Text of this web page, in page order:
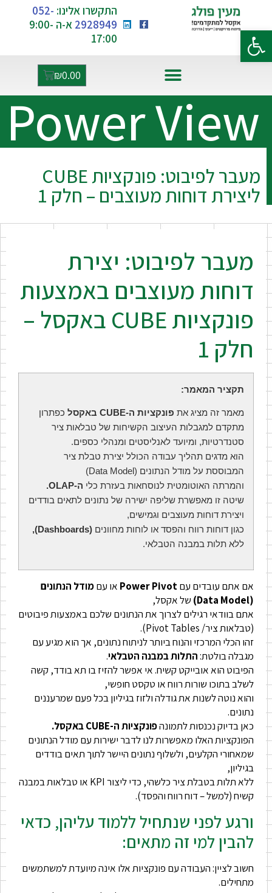
פתח סרגל נגישות
התקשרו אלינו: 052-
2928949
א-ה 9:00-
17:00
₪0.00
מעבר לפיבוט: פונקציות CUBE
ליצירת דוחות מעוצבים – חלק 1
Power View
מעבר לפיבוט: יצירת
דוחות מעוצבים באמצעות
פונקציות CUBE באקסל –
חלק 1
תקציר המאמר:
מאמר זה מציג את פונקציות ה-CUBE באקסל
כפתרון
מתקדם למגבלות העיצוב הקשיחות של טבלאות ציר
סטנדרטיות, ומיועד לאנליסטים ומנהלי כספים.
הוא מדגים תהליך עבודה הכולל יצירת טבלת ציר
המבוססת על מודל הנתונים (Data Model)
והמרתה האוטומטית לנוסחאות בעזרת כלי ה-OLAP.
שיטה זו מאפשרת שליפה ישירה של נתונים לתאים בודדים
ויצירת דוחות מעוצבים וגמישים,
כגון דוחות רווח והפסד או לוחות מחוונים (Dashboards),
ללא תלות במבנה הטבלאי.
אם אתם עובדים עםPower Pivot או עםמודל הנתונים
(Data Model)
של אקסל,
אתם בוודאי רגילים לצרוך את הנתונים שלכם באמצעות פיבוטים
(טבלאות ציר/ Pivot Tables).
זהו הכלי המרכזי והנוח ביותר לניתוח נתונים, אך הוא מגיע עם
מגבלה בולטת:התלות במבנה הטבלאי.
הפיבוט הוא אובייקט קשיח. אי אפשר להזיז בו תא בודד, קשה
לשלב בתוכו שורות רווח או טקסט חופשי,
והוא נוטה לשנות את גודלה ולזוז בגיליון בכל פעם שמרעננים
נתונים.
כאן בדיוק נכנסות לתמונהפונקציות ה-CUBE באקסל.
הפונקציות האלו מאפשרות לנו לדבר ישירות עם מודל הנתונים
שמאחורי הקלעים, ולשלוף נתונים היישר לתוך תאים בודדים
בגיליון,
ללא תלות בטבלת ציר כלשהי, כדי ליצור KPI או טבלאות במבנה
קשיח (למשל – דוח רווח והפסד).
ורגע לפני שנתחיל ללמוד עליהן, כדאי
להבין למי זה מתאים:
חשוב לציין: העבודה עם פונקציות אלו אינה מיועדת למשתמשים
מתחילים.